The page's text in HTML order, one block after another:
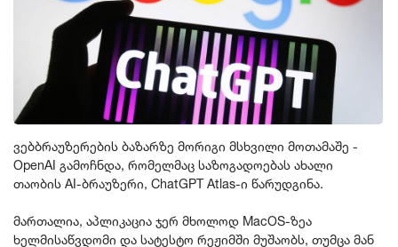
ვალუტა
კონტაქტი
პოლიტიკა
საზოგადოება
ბიზნესი
ვებბრაუზერების ბაზარზე მორიგი მსხვილი მოთამაშე -
OpenAI გამოჩნდა, რომელმაც საზოგადოებას ახალი
თაობის AI-ბრაუზერი, ChatGPT Atlas-ი წარუდგინა.
მართალია, აპლიკაცია ჯერ მხოლოდ MacOS-ზეა
ხელმისაწვდომი და სატესტო რეჟიმში მუშაობს, თუმცა მან